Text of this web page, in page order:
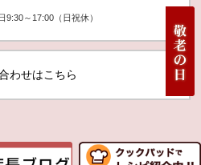
9:30～17:00（日祝休）
わせはこちら